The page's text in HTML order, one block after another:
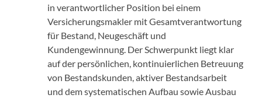
in verantwortlicher Position bei einem
Versicherungsmakler mit Gesamtverantwortung
für Bestand, Neugeschäft und
Kundengewinnung. Der Schwerpunkt liegt klar
auf der persönlichen, kontinuierlichen Betreuung
von Bestandskunden, aktiver Bestandsarbeit
und dem systematischen Aufbau sowie Ausbau